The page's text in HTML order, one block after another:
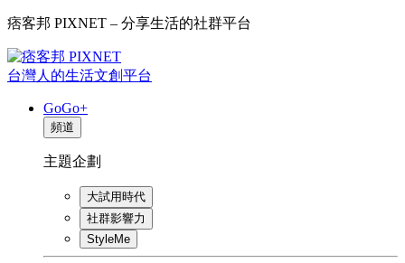
痞客邦 PIXNET – 分享生活的社群平台
台灣人的生活文創平台
GoGo+
頻道
主題企劃
大試用時代
社群影響力
StyleMe